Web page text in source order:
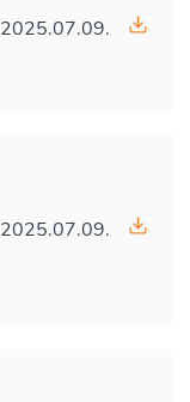
2025.07.09.
2025.07.09.